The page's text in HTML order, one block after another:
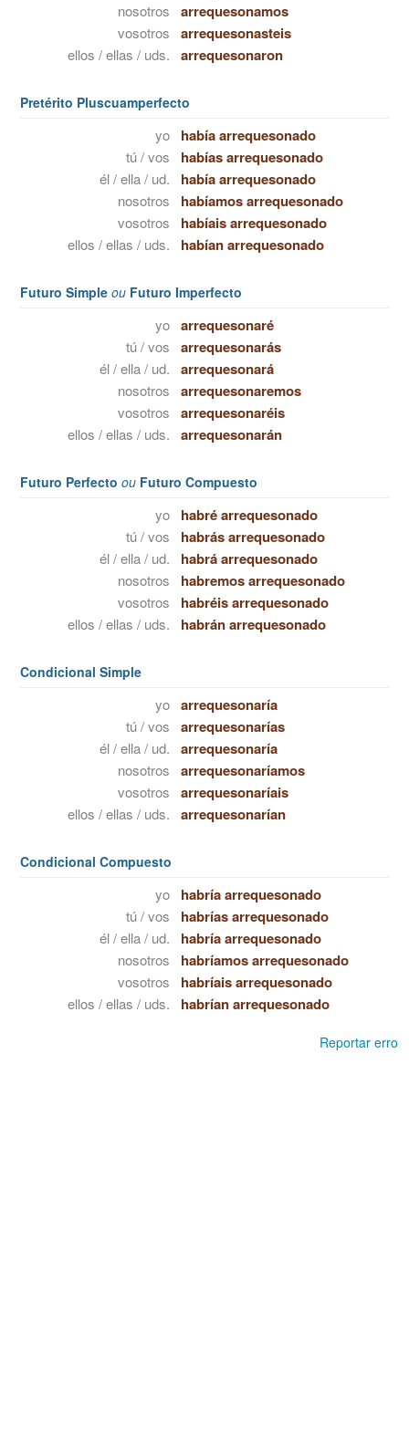
nosotros arrequesonamos
vosotros arrequesonasteis
ellos / ellas / uds. arrequesonaron
Pretérito Pluscuamperfecto
yo había arrequesonado
tú / vos habías arrequesonado
él / ella / ud. había arrequesonado
nosotros habíamos arrequesonado
vosotros habíais arrequesonado
ellos / ellas / uds. habían arrequesonado
Futuro Simple ou Futuro Imperfecto
yo arrequesonaré
tú / vos arrequesonarás
él / ella / ud. arrequesonará
nosotros arrequesonaremos
vosotros arrequesonaréis
ellos / ellas / uds. arrequesonarán
Futuro Perfecto ou Futuro Compuesto
yo habré arrequesonado
tú / vos habrás arrequesonado
él / ella / ud. habrá arrequesonado
nosotros habremos arrequesonado
vosotros habréis arrequesonado
ellos / ellas / uds. habrán arrequesonado
Condicional Simple
yo arrequesonaría
tú / vos arrequesonarías
él / ella / ud. arrequesonaría
nosotros arrequesonaríamos
vosotros arrequesonaríais
ellos / ellas / uds. arrequesonarían
Condicional Compuesto
yo habría arrequesonado
tú / vos habrías arrequesonado
él / ella / ud. habría arrequesonado
nosotros habríamos arrequesonado
vosotros habríais arrequesonado
ellos / ellas / uds. habrían arrequesonado
Reportar erro